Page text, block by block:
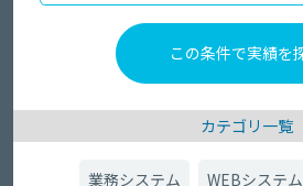
カテゴリ一覧
業務システム WEBシステム